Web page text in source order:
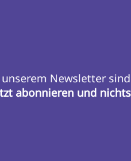
Newsletter
abonnieren und